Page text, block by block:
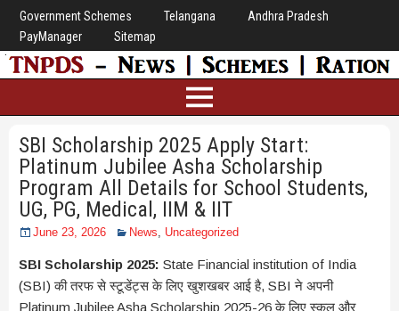
Government Schemes Telangana
Andhra Pradesh
PayManager
Sitemap
SBI Scholarship 2025 Apply Start:
Platinum Jubilee Asha Scholarship
Program All Details for School Students,
UG, PG, Medical, IIM & IIT
June 23, 2026 News Uncategorized
SBI Scholarship 2025: State Financial institution of India
(SBI) की तरफ से स्टूडेंट्स के लिए खुशखबर आई है, SBI ने अपनी
Platinum Jubilee Asha Scholarship 2025-26 के लिए स्कूल और